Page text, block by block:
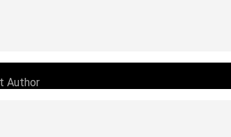
Author